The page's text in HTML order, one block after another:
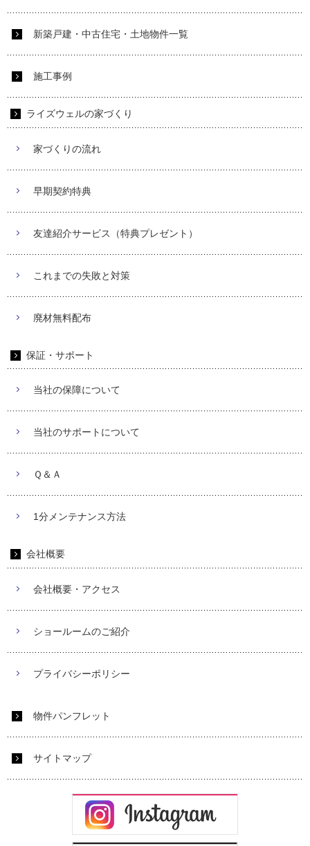
新築戸建・中古住宅・土地物件一覧
施工事例
ライズウェルの家づくり
家づくりの流れ
早期契約特典
友達紹介サービス（特典プレゼント）
これまでの失敗と対策
廃材無料配布
保証・サポート
当社の保障について
当社のサポートについて
Ｑ＆Ａ
1分メンテナンス方法
会社概要
会社概要・アクセス
ショールームのご紹介
プライバシーポリシー
物件パンフレット
サイトマップ